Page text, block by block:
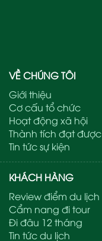
VỀ CHÚNG TÔI
Giới thiệu
Cơ cấu tổ chức
Hoạt động xã hội
Thành tích đạt được
Tin tức sự kiện
KHÁCH HÀNG
Review điểm du lịch
Cẩm nang đi tour
Đi đâu 12 tháng
Tin tức du lịch